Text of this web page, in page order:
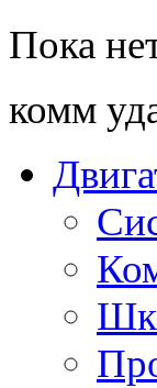
Пока
комм